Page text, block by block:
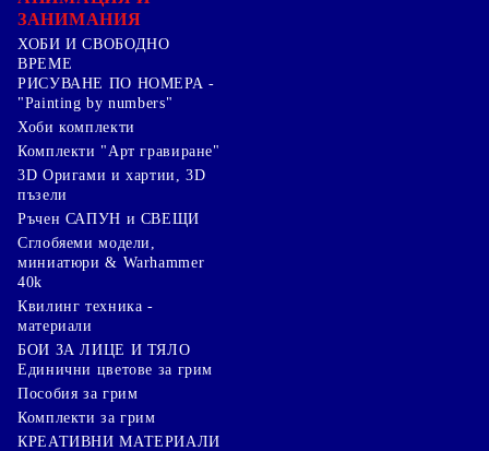
ЗАНИМАНИЯ
ХОБИ И СВОБОДНО
ВРЕМЕ
РИСУВАНЕ ПО НОМЕРА -
"Painting by numbers"
Хоби комплекти
Комплекти "Арт гравиране"
3D Оригами и хартии, 3D
пъзели
Ръчен САПУН и СВЕЩИ
Сглобяеми модели,
миниатюри & Warhammer
40k
Квилинг техника -
материали
БОИ ЗА ЛИЦЕ И ТЯЛО
Единични цветове за грим
Пособия за грим
Комплекти за грим
КРЕАТИВНИ МАТЕРИАЛИ